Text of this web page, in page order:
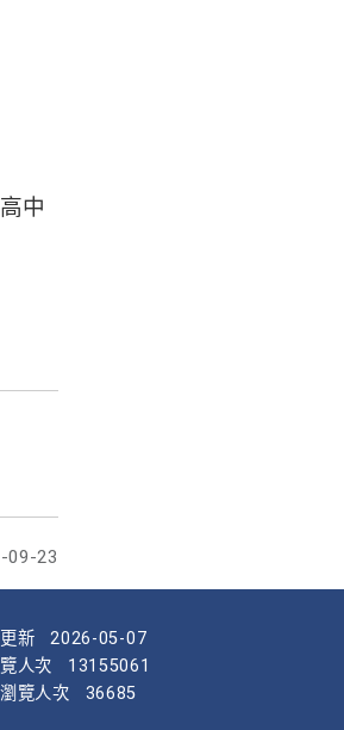
中
09-23
新
2026-05-07
人次
13155061
覽人次
36685